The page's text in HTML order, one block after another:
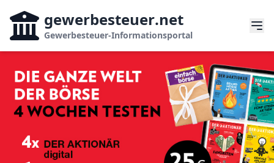
gewerbesteuer.net
Gewerbesteuer-Informationsportal